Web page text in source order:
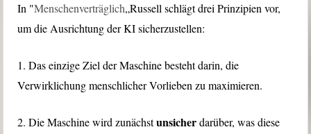
In "Menschenverträglich„Russell schlägt drei Prinzipien vor,
um die Ausrichtung der KI sicherzustellen:
1. Das einzige Ziel der Maschine besteht darin, die
Verwirklichung menschlicher Vorlieben zu maximieren.
2. Die Maschine wird zunächstunsicherdarüber, was diese